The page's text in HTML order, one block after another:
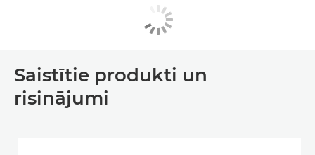
Saistītie produkti un
risinājumi